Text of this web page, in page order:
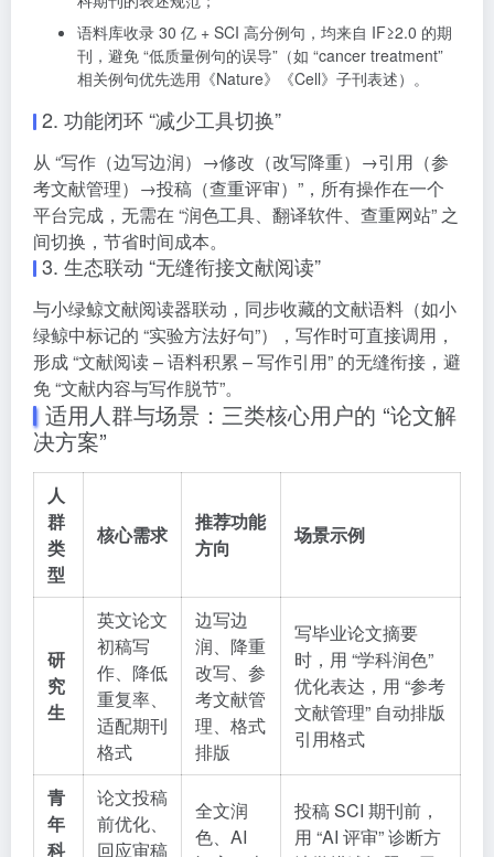
语料库收录 30 亿 + SCI 高分例句，均来自 IF≥2.0 的期
刊，避免 “低质量例句的误导”（如 “cancer treatment”
相关例句优先选用《Nature》《Cell》子刊表述）。
2. 功能闭环 “减少工具切换”
从 “写作（边写边润）→修改（改写降重）→引用（参
考文献管理）→投稿（查重评审）”，所有操作在一个
平台完成，无需在 “润色工具、翻译软件、查重网站” 之
间切换，节省时间成本。
3. 生态联动 “无缝衔接文献阅读”
与小绿鲸文献阅读器联动，同步收藏的文献语料（如小
绿鲸中标记的 “实验方法好句”），写作时可直接调用，
形成 “文献阅读 – 语料积累 – 写作引用” 的无缝衔接，避
免 “文献内容与写作脱节”。
适用人群与场景：三类核心用户的 “论文解
决方案”
人
群
类
型
核心需求
推荐功能
方向
场景示例
研
究
生
英文论文
初稿写
作、降低
重复率、
适配期刊
格式
边写边
润、降重
改写、参
考文献管
理、格式
排版
写毕业论文摘要
时，用 “学科润色”
优化表达，用 “参考
文献管理” 自动排版
引用格式
青
年
科
论文投稿
前优化、
回应审稿
全文润
色、AI
投稿 SCI 期刊前，
用 “AI 评审” 诊断方